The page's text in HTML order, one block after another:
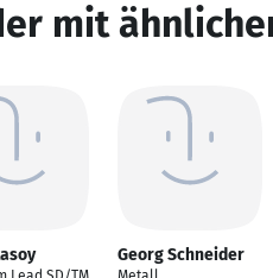
mit
Georg Schneider